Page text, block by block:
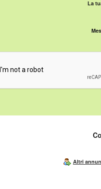
La
Altri